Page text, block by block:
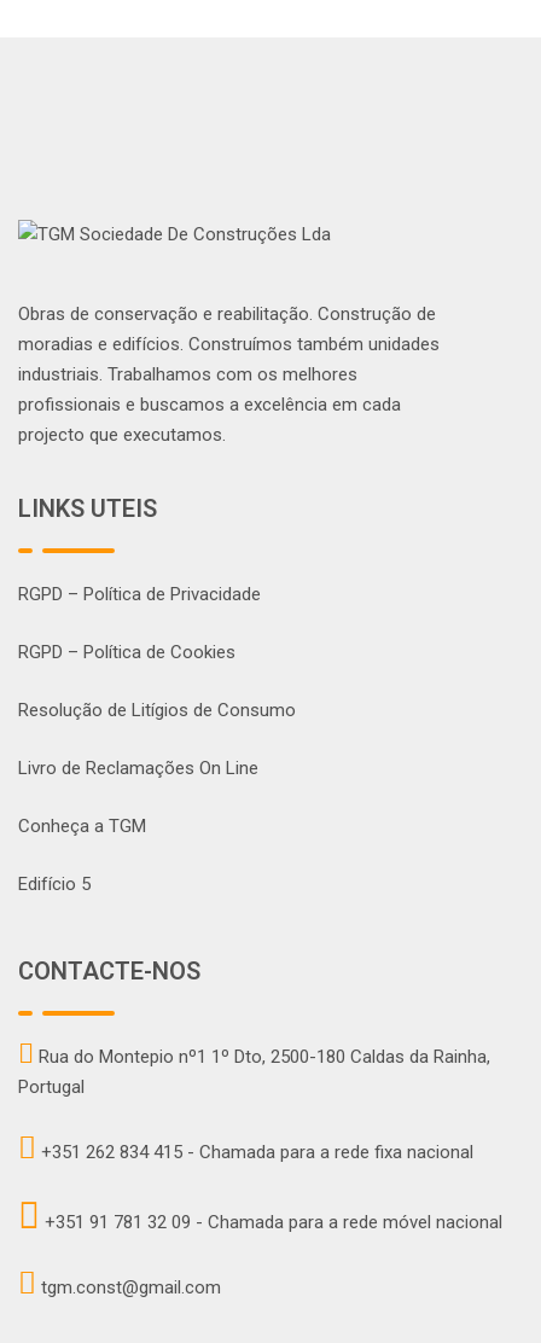
Obras de conservação e reabilitação. Construção de
moradias e edifícios. Construímos também unidades
industriais. Trabalhamos com os melhores
profissionais e buscamos a excelência em cada
projecto que executamos.
LINKS UTEIS
RGPD – Política de Privacidade
RGPD – Política de Cookies
Resolução de Litígios de Consumo
Livro de Reclamações On Line
Conheça a TGM
Edifício 5
CONTACTE-NOS
Rua do Montepio nº1 1º Dto, 2500-180 Caldas da Rainha,
Portugal
+351 262 834 415 - Chamada para a rede fixa nacional
+351 91 781 32 09 - Chamada para a rede móvel nacional
tgm.const@gmail.com